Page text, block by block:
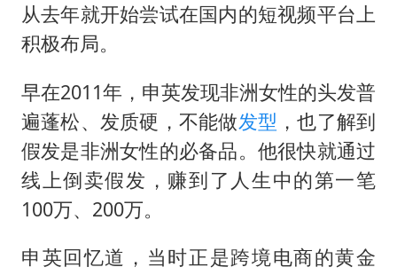
从去年就开始尝试在国内的短视频平台上
积极布局。
早在2011年，申英发现非洲女性的头发普
遍蓬松、发质硬，不能做发型 ，也了解到
假发是非洲女性的必备品。他很快就通过
线上倒卖假发，赚到了人生中的第一笔
100万、200万。
申英回忆道，当时正是跨境电商的黄金